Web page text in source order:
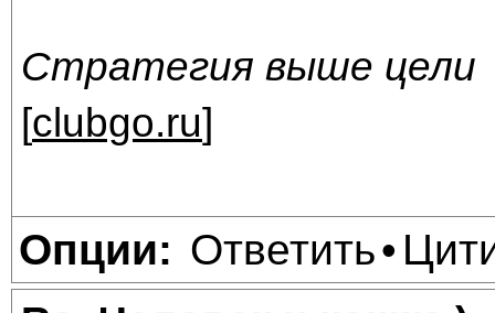
Стратегия выше цели
[clubgo.ru]
Опции: Ответить•